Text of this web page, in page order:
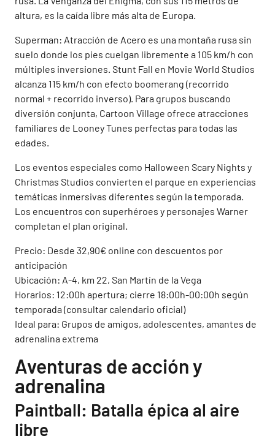
altura, es la caída libre más alta de Europa.
Superman: Atracción de Acero es una montaña rusa sin
suelo donde los pies cuelgan libremente a 105 km/h con
múltiples inversiones. Stunt Fall en Movie World Studios
alcanza 115 km/h con efecto boomerang (recorrido
normal + recorrido inverso). Para grupos buscando
diversión conjunta, Cartoon Village ofrece atracciones
familiares de Looney Tunes perfectas para todas las
edades.
Los eventos especiales como Halloween Scary Nights y
Christmas Studios convierten el parque en experiencias
temáticas inmersivas diferentes según la temporada.
Los encuentros con superhéroes y personajes Warner
completan el plan original.
Precio: Desde 32,90€ online con descuentos por
anticipación
Ubicación: A-4, km 22, San Martín de la Vega
Horarios: 12:00h apertura; cierre 18:00h-00:00h según
temporada (consultar calendario oficial)
Ideal para: Grupos de amigos, adolescentes, amantes de
adrenalina extrema
Aventuras de acción y
adrenalina
Paintball: Batalla épica al aire
libre